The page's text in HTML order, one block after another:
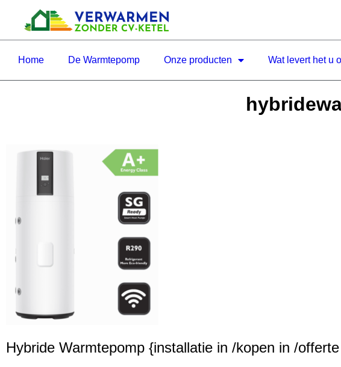
Home De Warmtepomp Onze producten Wat levert het u
Hybride Warmtepomp {installatie in /kopen in /